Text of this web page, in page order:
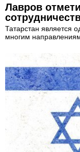
Лавров
Татарстан является
многим